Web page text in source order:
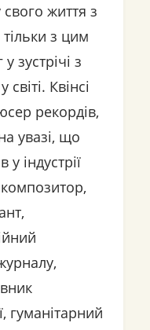
життя з
з цим
зустрічі з
Квінсі
рекордів,
увазі, що
у індустрії
гуманітарний